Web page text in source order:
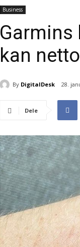
Business
Garmins
kan
By DigitalDesk 28.
Dele